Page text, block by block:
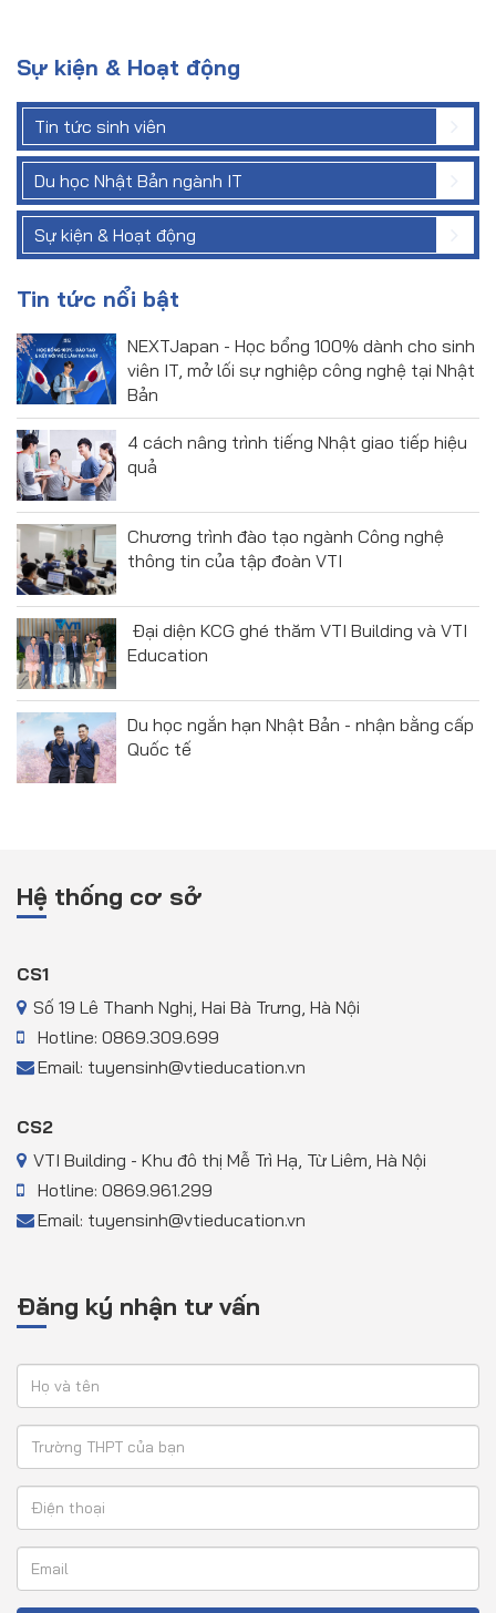
Sự kiện & Hoạt động
Tin tức sinh viên
Du học Nhật Bản ngành IT
Sự kiện & Hoạt động
Tin tức nổi bật
NEXTJapan - Học bổng 100% dành cho sinh
viên IT, mở lối sự nghiệp công nghệ tại Nhật
Bản
4 cách nâng trình tiếng Nhật giao tiếp hiệu
quả
Chương trình đào tạo ngành Công nghệ
thông tin của tập đoàn VTI
Đại diện KCG ghé thăm VTI Building và VTI
Education
Du học ngắn hạn Nhật Bản - nhận bằng cấp
Quốc tế
Hệ thống cơ sở
CS1
Số 19 Lê Thanh Nghị, Hai Bà Trưng, Hà Nội
Hotline: 0869.309.699
Email: tuyensinh@vtieducation.vn
CS2
VTI Building - Khu đô thị Mễ Trì Hạ, Từ Liêm, Hà Nội
Hotline: 0869.961.299
Email: tuyensinh@vtieducation.vn
Đăng ký nhận tư vấn